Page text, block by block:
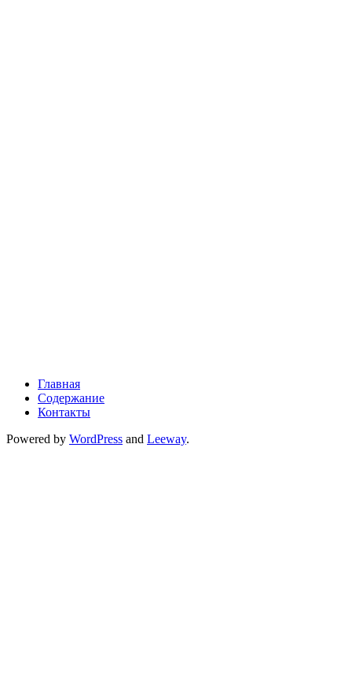
Главная
Содержание
Контакты
Powered by WordPress and Leeway.